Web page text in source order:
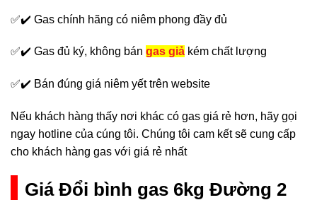
✅✔️ Gas chính hãng có niêm phong đầy đủ
✅✔️ Gas đủ ký, không bán gas giả kém chất lượng
✅✔️ Bán đúng giá niêm yết trên website
Nếu khách hàng thấy nơi khác có gas giá rẻ hơn, hãy gọi
ngay hotline của cúng tôi. Chúng tôi cam kết sẽ cung cấp
cho khách hàng gas với giá rẻ nhất
Giá Đổi bình gas 6kg Đường 2